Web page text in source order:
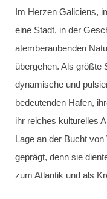
Im Herzen Galiciens,
eine Stadt, in der
atemberaubenden
übergehen. Als größte
dynamische und
bedeutenden Hafen,
ihr reiches kulturelles
Lage an der Bucht
geprägt, denn sie
zum Atlantik und als